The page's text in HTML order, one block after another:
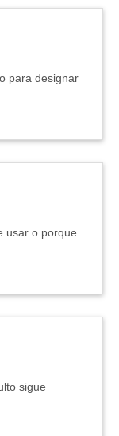
para designar
usar o porque
sigue